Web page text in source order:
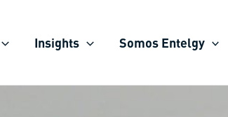
Insights Somos Entelgy